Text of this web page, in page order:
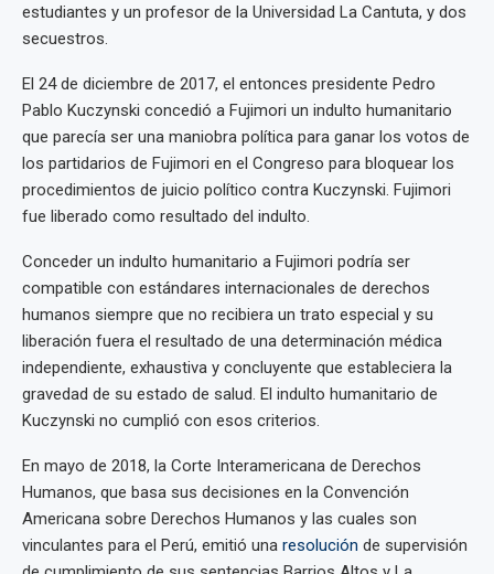
estudiantes y un profesor de la Universidad La Cantuta, y dos
secuestros.
El 24 de diciembre de 2017, el entonces presidente Pedro
Pablo Kuczynski concedió a Fujimori un indulto humanitario
que parecía ser una maniobra política para ganar los votos de
los partidarios de Fujimori en el Congreso para bloquear los
procedimientos de juicio político contra Kuczynski. Fujimori
fue liberado como resultado del indulto.
Conceder un indulto humanitario a Fujimori podría ser
compatible con estándares internacionales de derechos
humanos siempre que no recibiera un trato especial y su
liberación fuera el resultado de una determinación médica
independiente, exhaustiva y concluyente que estableciera la
gravedad de su estado de salud. El indulto humanitario de
Kuczynski no cumplió con esos criterios.
En mayo de 2018, la Corte Interamericana de Derechos
Humanos, que basa sus decisiones en la Convención
Americana sobre Derechos Humanos y las cuales son
vinculantes para el Perú, emitió una resolución de supervisión